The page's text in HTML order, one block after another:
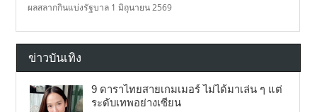
ผลสลากกินแบ่งรัฐบาล 1 มิถุนายน 2569
ข่าวบันเทิง
9 ดาราไทยสายเกมเมอร์ ไม่ได้มาเล่น ๆ แต่
ระดับเทพอย่างเซียน